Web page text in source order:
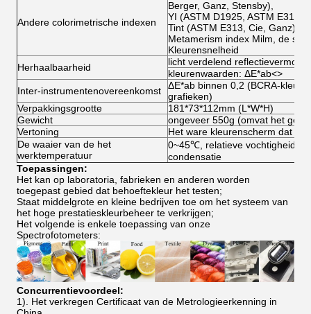
Andere colorimetrische indexen
Berger, Ganz, Stensby),
YI (ASTM D1925, ASTM E313-
Tint (ASTM E313, Cie, Ganz),
Metamerism index Milm, de
Kleurensnelheid
Herhaalbaarheid
licht verdelend
kleurenwaarden: ΔE*ab<>
Inter-instrumentenovereenkomst
ΔE*ab binnen 0,2 (BCRA-
grafieken)
Verpakkingsgrootte
181*73*112mm (L*W*H)
Gewicht
ongeveer 550g (omvat het
Vertoning
Het ware kleurenscherm dat
De waaier van de het
werktemperatuur
0~45℃, relatieve vochtigheid
condensatie
Toepassingen:
Het kan op laboratoria, fabrieken en anderen worden
toegepast gebied dat behoeftekleur het testen;
Staat middelgrote en kleine bedrijven toe om het systeem van
het hoge prestatieskleurbeheer te verkrijgen;
Het volgende is enkele toepassing van onze
Spectrofotometers:
Concurrentievoordeel:
1). Het verkregen Certificaat van de Metrologieerkenning in